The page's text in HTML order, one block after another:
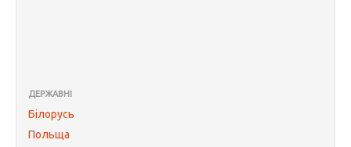
ДЕРЖАВНІ
Білорусь
Польща